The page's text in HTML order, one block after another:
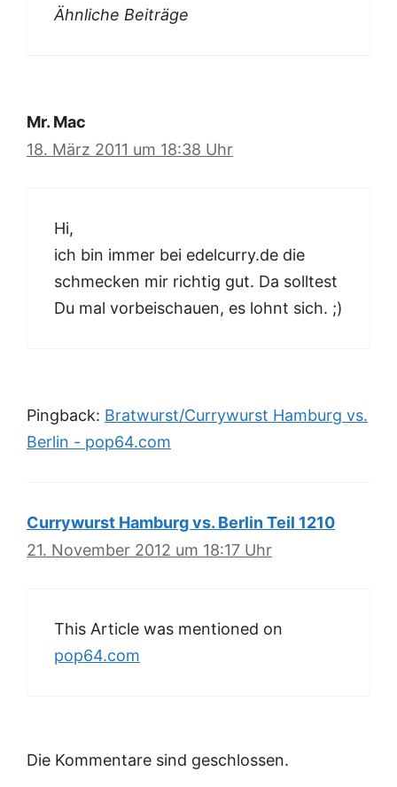
Ähnliche Beiträge
Mr. Mac
18. März 2011 um 18:38 Uhr
Hi,
ich bin immer bei edelcurry.de die
schmecken mir richtig gut. Da solltest
Du mal vorbeischauen, es lohnt sich. ;)
Pingback: Bratwurst/Currywurst Hamburg vs.
Berlin - pop64.com
Currywurst Hamburg vs. Berlin Teil 1210
21. November 2012 um 18:17 Uhr
This Article was mentioned on
pop64.com
Die Kommentare sind geschlossen.